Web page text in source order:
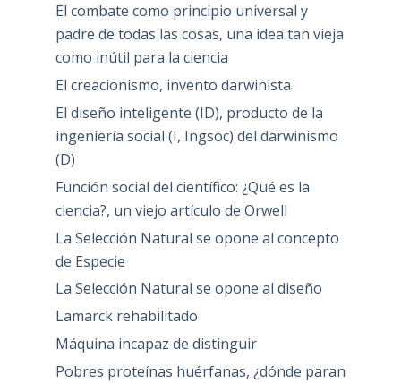
El combate como principio universal y
padre de todas las cosas, una idea tan vieja
como inútil para la ciencia
El creacionismo, invento darwinista
El diseño inteligente (ID), producto de la
ingeniería social (I, Ingsoc) del darwinismo
(D)
Función social del científico: ¿Qué es la
ciencia?, un viejo artículo de Orwell
La Selección Natural se opone al concepto
de Especie
La Selección Natural se opone al diseño
Lamarck rehabilitado
Máquina incapaz de distinguir
Pobres proteínas huérfanas, ¿dónde paran